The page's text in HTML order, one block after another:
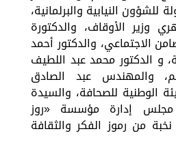
للشؤون النيابية والبرلمانية،
وزير الأوقاف، والدكتورة
الاجتماعي، والدكتور أحمد
و الدكتور محمد عبد اللطيف
والمهندس عبد الصادق
الوطنية للصحافة، والسيدة
إدارة مؤسسة «روز
من رموز الفكر والثقافة